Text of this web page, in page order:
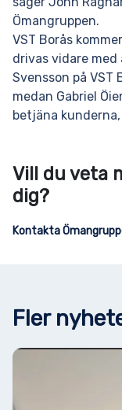
Ömangruppen.
VST Borås
drivas vidare med
Svensson på VST
medan Gabriel
betjäna
Vill du veta
dig?
Kontakta
Fler